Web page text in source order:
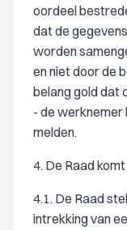
oordeel
dat de
worden
en niet door de
belang gold dat
- de werknemer
melden.
4. De Raad
4.1. De Raad
intrekking van